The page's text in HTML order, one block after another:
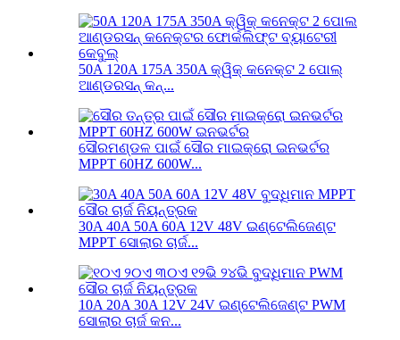
50A 120A 175A 350A କ୍ୱିକ୍ କନେକ୍ଟ 2 ପୋଲ୍
ଆଣ୍ଡରସନ୍ କନ୍...
ସୌରମଣ୍ଡଳ ପାଇଁ ସୌର ମାଇକ୍ରୋ ଇନଭର୍ଟର
MPPT 60HZ 600W...
30A 40A 50A 60A 12V 48V ଇଣ୍ଟେଲିଜେଣ୍ଟ
MPPT ସୋଲାର ଚାର୍ଜ...
10A 20A 30A 12V 24V ଇଣ୍ଟେଲିଜେଣ୍ଟ PWM
ସୋଲାର ଚାର୍ଜ କନ...